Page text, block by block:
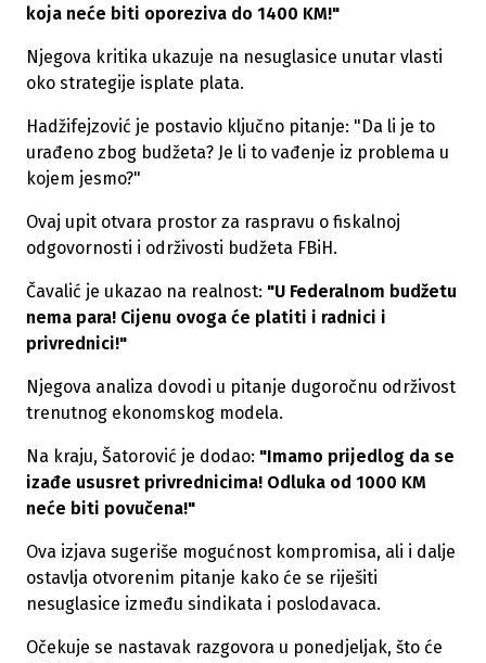
koja neće biti oporeziva do 1400 KM!"
Njegova kritika ukazuje na nesuglasice unutar vlasti
oko strategije isplate plata.
Hadžifejzović je postavio ključno pitanje: "Da li je to
urađeno zbog budžeta? Je li to vađenje iz problema u
kojem jesmo?"
Ovaj upit otvara prostor za raspravu o fiskalnoj
odgovornosti i održivosti budžeta FBiH.
Čavalić je ukazao na realnost: "U Federalnom budžetu
nema para! Cijenu ovoga će platiti i radnici i
privrednici!"
Njegova analiza dovodi u pitanje dugoročnu održivost
trenutnog ekonomskog modela.
Na kraju, Šatorović je dodao: "Imamo prijedlog da se
izađe ususret privrednicima! Odluka od 1000 KM
neće biti povučena!"
Ova izjava sugeriše mogućnost kompromisa, ali i dalje
ostavlja otvorenim pitanje kako će se riješiti
nesuglasice između sindikata i poslodavaca.
Očekuje se nastavak razgovora u ponedjeljak, što će